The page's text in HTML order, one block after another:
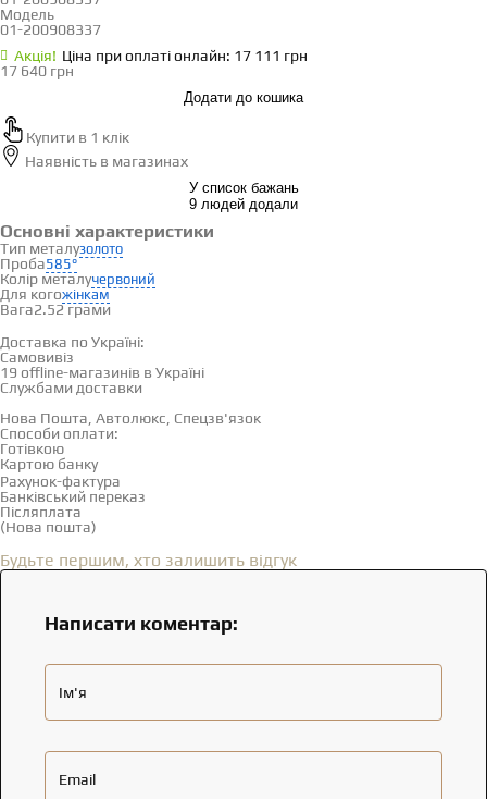
Модель
01-200908337
Акцiя! Ціна при оплаті онлайн: 17 111 грн
17 640 грн
Додати до кошика
Купити в 1 клік
Наявність в магазинах
У список бажань
9 людей додали
Основні характеристики
Тип металузолото
Проба585°
Колір металучервоний
Для когожінкам
Вага2.52 грами
Доставка і оплата
Доставка по Україні:
Самовивіз
19 offline-магазинів в Україні
Службами доставки
Нова Пошта, Автолюкс, Спецзв'язок
Способи оплати:
Готівкою
Картою банку
Рахунок-фактура
Банківський переказ
Післяплата
(Нова пошта)
Будьте першим, хто залишить відгук
Написати коментар:
Ім'я
Email